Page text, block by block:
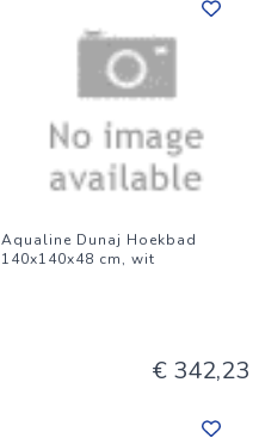
Aqualine Dunaj Hoekbad
140x140x48 cm, wit
€ 342,23